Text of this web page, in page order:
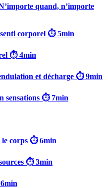
quand, n’importe
corporel ⏱️ 5min
⏱️ 4min
et décharge ⏱️ 9min
sensations ⏱️ 7min
le corps ⏱️ 6min
⏱️ 3min